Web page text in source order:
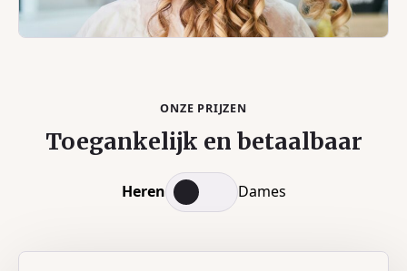
ONZE PRIJZEN
Toegankelijk en betaalbaar
Heren Dames